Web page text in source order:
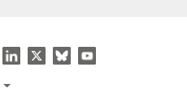
Icon
menu